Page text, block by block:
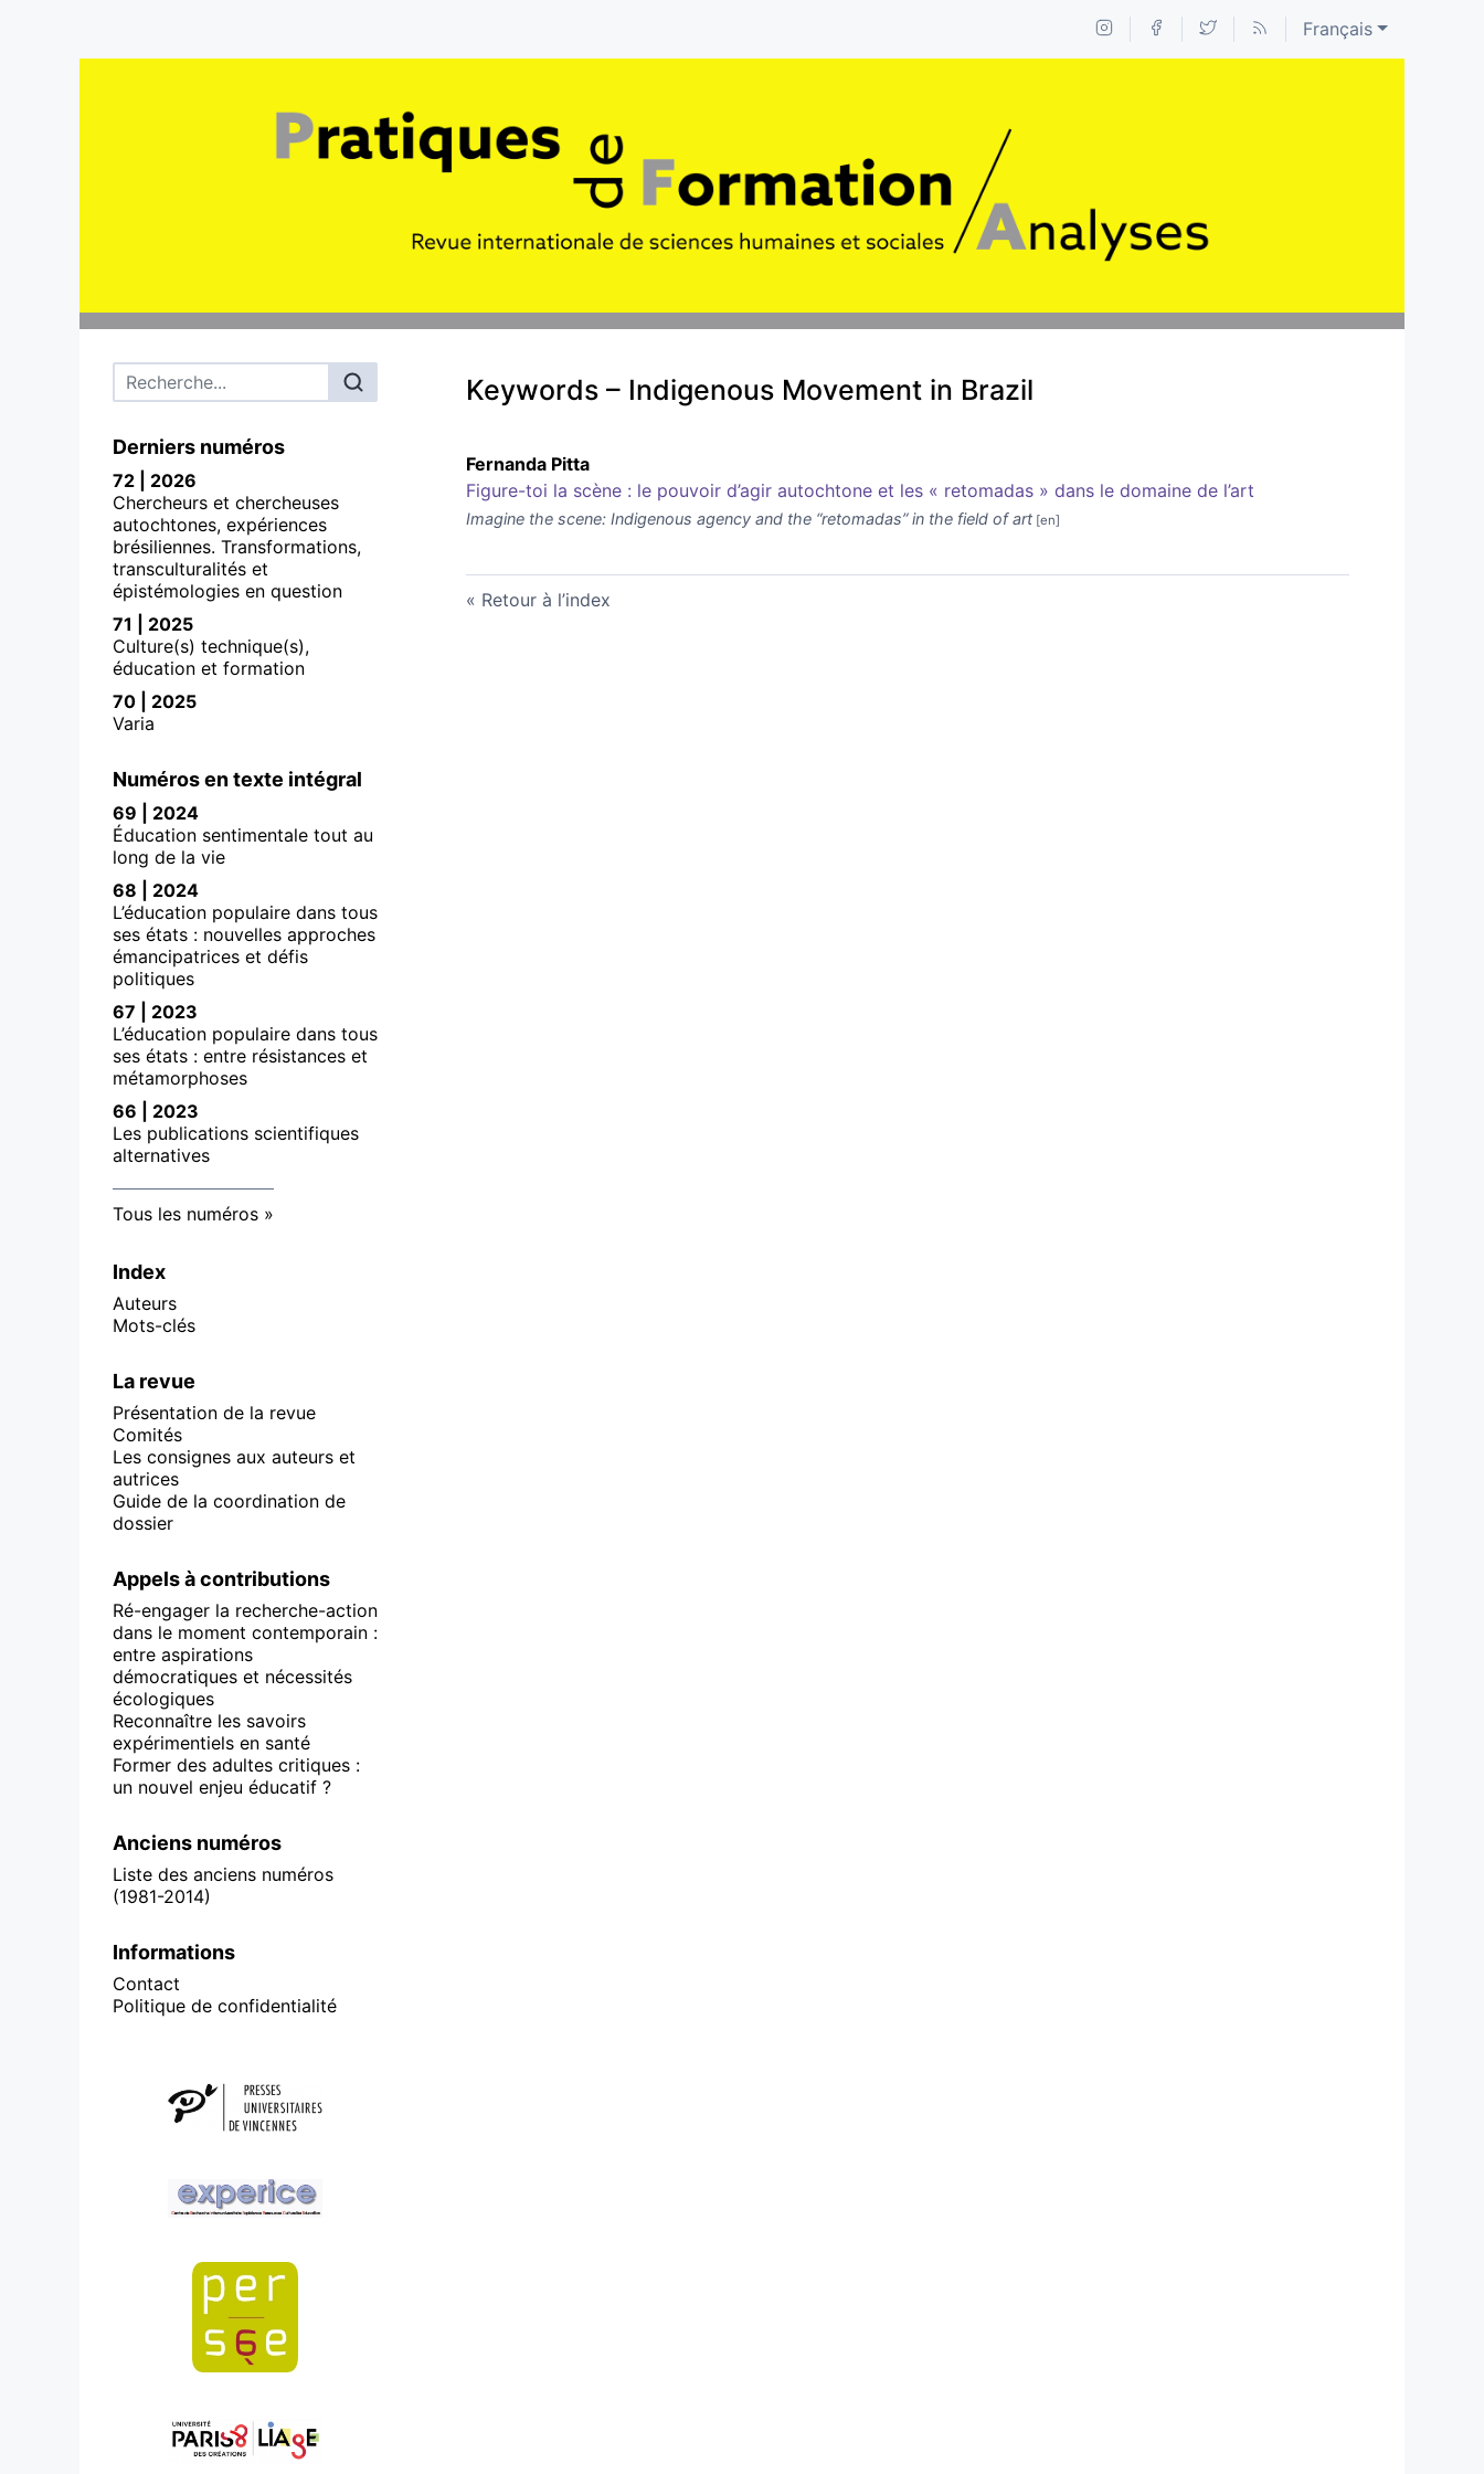
Français
Menu principal
Derniers numéros
72 | 2026
Chercheurs et chercheuses
autochtones, expériences
brésiliennes. Transformations,
transculturalités et
épistémologies en question
71 | 2025
Culture(s) technique(s),
éducation et formation
70 | 2025
Varia
Numéros en texte intégral
69 | 2024
Éducation sentimentale tout au
long de la vie
68 | 2024
L’éducation populaire dans tous
ses états : nouvelles approches
émancipatrices et défis
politiques
67 | 2023
L’éducation populaire dans tous
ses états : entre résistances et
métamorphoses
66 | 2023
Les publications scientifiques
alternatives
Tous les numéros
Index
Auteurs
Mots-clés
La revue
Présentation de la revue
Comités
Les consignes aux auteurs et
autrices
Guide de la coordination de
dossier
Appels à contributions
Ré-engager la recherche-action
dans le moment contemporain :
entre aspirations
démocratiques et nécessités
écologiques
Reconnaître les savoirs
expérimentiels en santé
Former des adultes critiques :
un nouvel enjeu éducatif ?
Anciens numéros
Liste des anciens numéros
(1981-2014)
Informations
Contact
Politique de confidentialité
Affiliations/partenaires
Keywords – Indigenous Movement in Brazil
Fernanda Pitta
Figure-toi la scène : le pouvoir d’agir autochtone et les « retomadas » dans le domaine de l’art
Imagine the scene: Indigenous agency and the “retomadas” in the field of art
Retour à l’index